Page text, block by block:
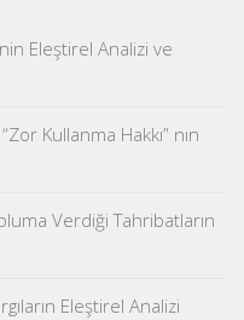
Eleştirel Analizi ve
Kullanma Hakkı” nın
Verdiği Tahribatların
Eleştirel Analizi